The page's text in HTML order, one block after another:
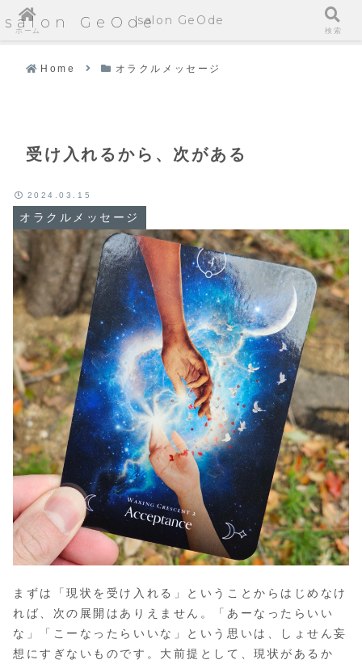
salon GeOde
Home オラクルメッセージ
受け入れるから、次がある
オラクルメッセージ
2024.03.15
まずは「現状を受け入れる」ということからはじめなけ
れば、次の展開はありえません。「あーなったらいい
な」「こーなったらいいな」という思いは、しょせん妄
想にすぎないものです。大前提として、現状があるか
ホーム
salon GeOde
検索